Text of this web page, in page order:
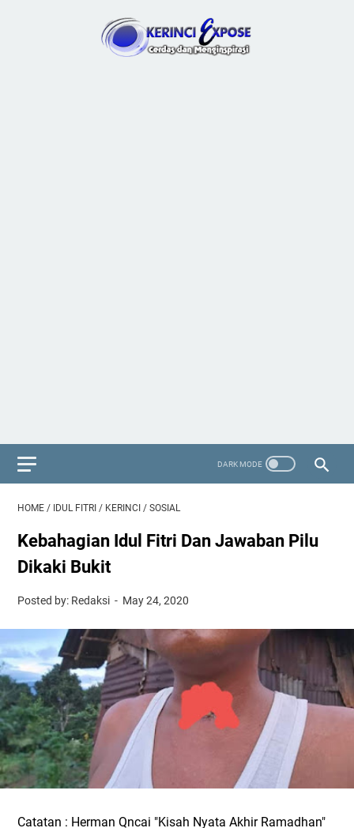
HOME / IDUL FITRI / KERINCI / SOSIAL
Kebahagian Idul Fitri Dan Jawaban Pilu
Dikaki Bukit
Posted by: Redaksi May 24, 2020
Catatan : Herman Qncai "Kisah Nyata Akhir Ramadhan"